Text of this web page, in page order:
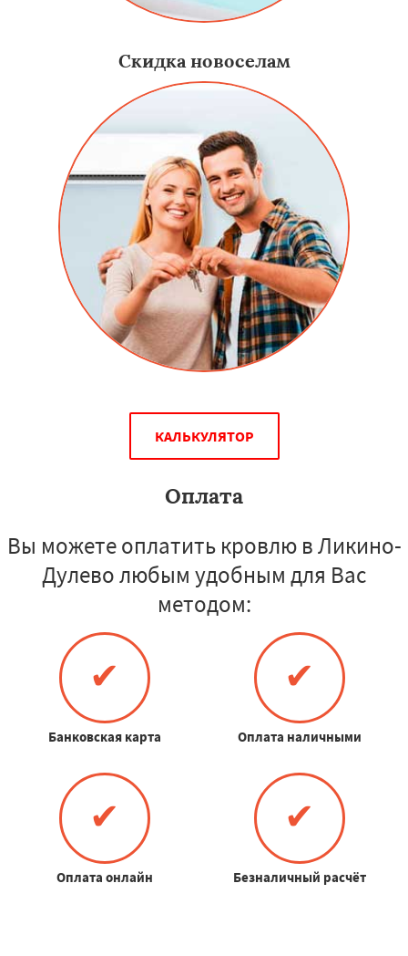
Скидка новоселам
КАЛЬКУЛЯТОР
Оплата
Вы можете оплатить кровлю в Ликино-
Дулево любым удобным для Вас
методом:
✔
Банковская карта
✔
Оплата наличными
✔
Оплата онлайн
✔
Безналичный расчёт